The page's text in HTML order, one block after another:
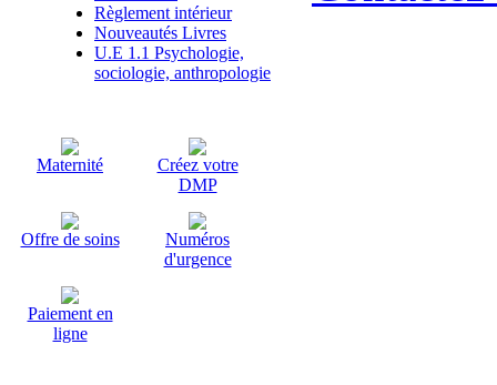
Règlement intérieur
Nouveautés Livres
U.E 1.1 Psychologie,
sociologie, anthropologie
Maternité
Créez votre
DMP
Offre de soins
Numéros
d'urgence
Paiement en
ligne